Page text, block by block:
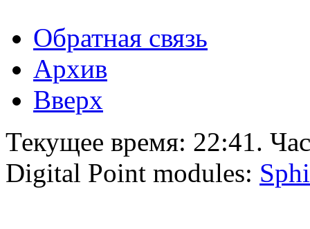
Обратная связь
Архив
Вверх
Текущее время: 22:41 .
Digital Point modules: